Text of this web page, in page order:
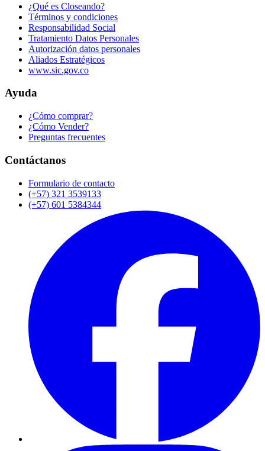
¿Qué es Closeando?
Términos y condiciones
Responsabilidad Social
Tratamiento Datos Personales
Autorización datos personales
Aliados Estratégicos
www.sic.gov.co
Ayuda
¿Cómo comprar?
¿Cómo Vender?
Preguntas frecuentes
Contáctanos
Formulario de contacto
(+57) 321 3539133
(+57) 601 5384344